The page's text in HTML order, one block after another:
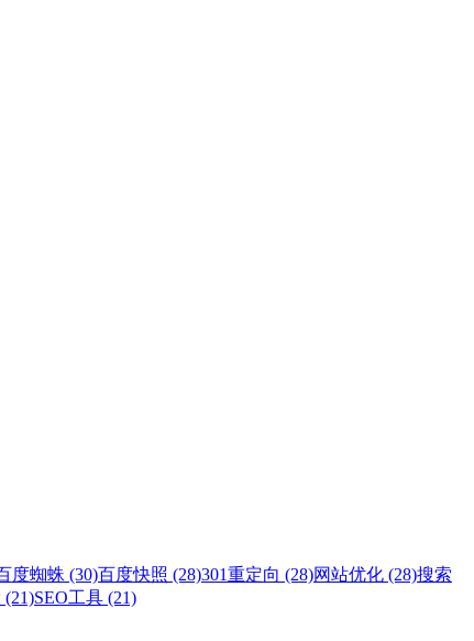
度蜘蛛 (30)百度快照 (28)301重定向 (28)网站优化 (28)搜索
(21)SEO工具 (21)